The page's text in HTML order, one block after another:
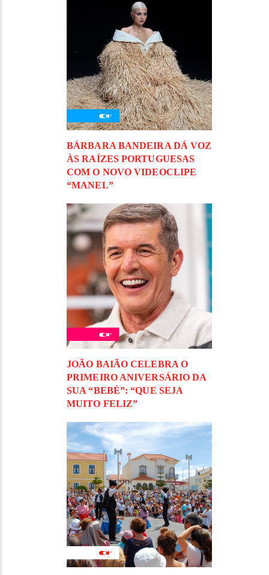
BÁRBARA BANDEIRA DÁ VOZ
ÀS RAÍZES PORTUGUESAS
COM O NOVO VIDEOCLIPE
“MANEL”
JOÃO BAIÃO CELEBRA O
PRIMEIRO ANIVERSÁRIO DA
SUA “BEBÉ”: “QUE SEJA
MUITO FELIZ”